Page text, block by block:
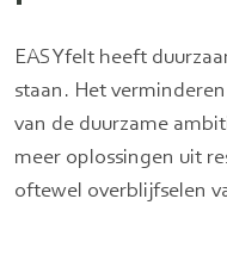
EASYfelt heeft
staan. Het
van de duurzame
meer oplossingen uit
oftewel overblijfselen